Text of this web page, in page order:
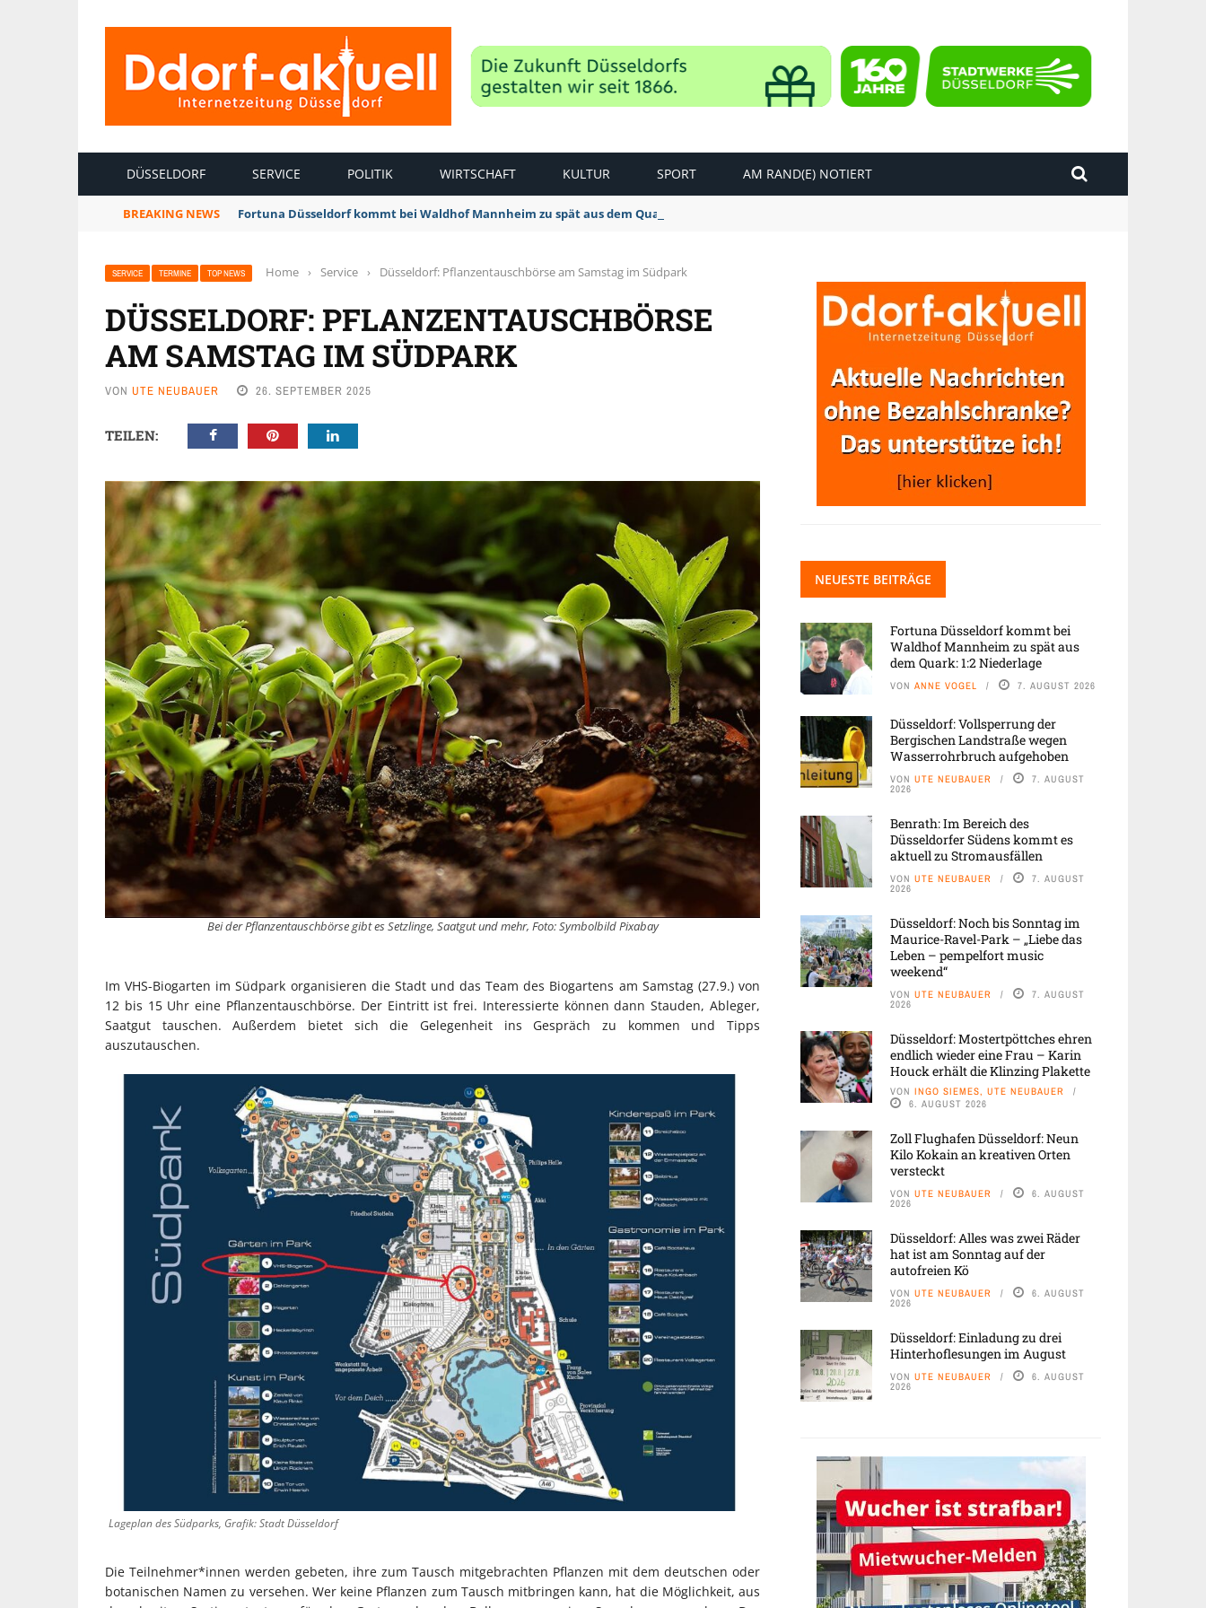
DÜSSELDORF SERVICE POLITIK WIRTSCHAFT KULTUR SPORT AM RAND(E) NOTIERT
BREAKING NEWS Fortuna Düsseldorf kommt bei Waldhof Mannheim zu spät aus dem Quark: 1:2 Niederlage
SERVICE TERMINE TOP NEWS Home › Service › Düsseldorf: Pflanzentauschbörse am Samstag im Südpark
DÜSSELDORF: PFLANZENTAUSCHBÖRSE
AM SAMSTAG IM SÜDPARK
VON UTE NEUBAUER 26. SEPTEMBER 2025
TEILEN:
Bei der Pflanzentauschbörse gibt es Setzlinge, Saatgut und mehr, Foto: Symbolbild Pixabay
Im VHS-Biogarten im Südpark organisieren die Stadt und das Team des Biogartens am Samstag (27.9.) von
12 bis 15 Uhr eine Pflanzentauschbörse. Der Eintritt ist frei. Interessierte können dann Stauden, Ableger,
Saatgut tauschen. Außerdem bietet sich die Gelegenheit ins Gespräch zu kommen und Tipps
auszutauschen.
Lageplan des Südparks, Grafik: Stadt Düsseldorf
Die Teilnehmer*innen werden gebeten, ihre zum Tausch mitgebrachten Pflanzen mit dem deutschen oder
botanischen Namen zu versehen. Wer keine Pflanzen zum Tausch mitbringen kann, hat die Möglichkeit, aus
NEUESTE BEITRÄGE
Fortuna Düsseldorf kommt bei
Waldhof Mannheim zu spät aus
dem Quark: 1:2 Niederlage
VON ANNE VOGEL 7. AUGUST 2026
Düsseldorf: Vollsperrung der
Bergischen Landstraße wegen
Wasserrohrbruch aufgehoben
VON UTE NEUBAUER 7. AUGUST
2026
Benrath: Im Bereich des
Düsseldorfer Südens kommt es
aktuell zu Stromausfällen
VON UTE NEUBAUER 7. AUGUST
2026
Düsseldorf: Noch bis Sonntag im
Maurice-Ravel-Park – „Liebe das
Leben – pempelfort music
weekend“
VON UTE NEUBAUER 7. AUGUST
2026
Düsseldorf: Mostertpöttches ehren
endlich wieder eine Frau – Karin
Houck erhält die Klinzing Plakette
VON INGO SIEMES, UTE NEUBAUER
6. AUGUST 2026
Zoll Flughafen Düsseldorf: Neun
Kilo Kokain an kreativen Orten
versteckt
VON UTE NEUBAUER 6. AUGUST
2026
Düsseldorf: Alles was zwei Räder
hat ist am Sonntag auf der
autofreien Kö
VON UTE NEUBAUER 6. AUGUST
2026
Düsseldorf: Einladung zu drei
Hinterhoflesungen im August
VON UTE NEUBAUER 6. AUGUST
2026